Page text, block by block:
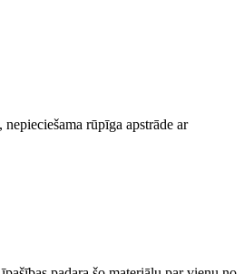
rūpīga apstrāde ar